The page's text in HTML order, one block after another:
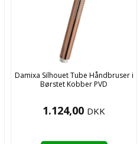
Damixa Silhouet Tube Håndbruser i
Børstet Kobber PVD
1.124,00 DKK